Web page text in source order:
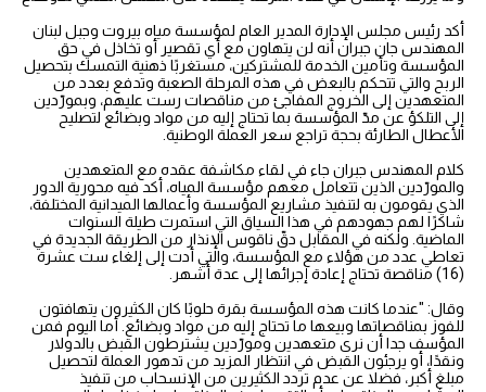
أكد رئيس مجلس الإدارة المدير العام لمؤسسة مياه بيروت وجبل لبنان
المهندس جان جبران أنه لن يتهاون مع أي تقصير أو تخاذل في حق
المؤسسة وتأمين الخدمة للمشتركين، مستغربًا ذهنية التمسك بتحصيل
الربح والتي تتحكم بالبعض في هذه المرحلة الصعبة وتدفع بعدد من
المتعهدين إلى الخروج المفاجئ من مناقصات رست عليهم، وبمورّدين
إلى التلكؤ عن مدّ المؤسسة بما تحتاج إليه من مواد وبضائع لتصليح
الأعطال الطارئة بحجة تراجع سعر العملة الوطنية.
كلام المهندس جبران جاء في لقاء مكاشفة عقده مع المتعهدين
والمورّدين الذين تتعامل معهم مؤسسة المياه، أكد فيه محورية الدور
الذي يقومون به لتنفيذ مشاريع المؤسسة وأعمالها الميدانية المختلفة،
شاكرًا لهم جهودهم في هذا السياق التي استمرت طيلة السنوات
الماضية. ولكنه في المقابل دقّ ناقوس الإنذار من الطريقة الجديدة في
تعاطي عدد من هؤلاء مع المؤسسة، والتي أدت إلى إلغاء ست عشرة
(16) مناقصة تحتاج إعادة إجرائها إلى عدة أشهر.
وقال: "عندما كانت هذه المؤسسة بقرة حلوبًا كان الكثيرون يتهافتون
للفوز بمناقصاتها وبيعها ما تحتاج إليه من مواد وبضائع. أما اليوم فمن
المؤسف جدا أن نرى متعهدين ومورّدين يشترطون القبض بالدولار
ونقدًا، أو يرجئون القبض في انتظار المزيد من تدهور العملة لتحصيل
مبلغ أكبر، فضلا عن عدم تردد الكثيرين من الإنسحاب من تنفيذ